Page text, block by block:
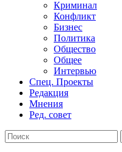
Криминал
Конфликт
Бизнес
Политика
Общество
Общее
Интервью
Спец. Проекты
Редакция
Мнения
Ред. совет